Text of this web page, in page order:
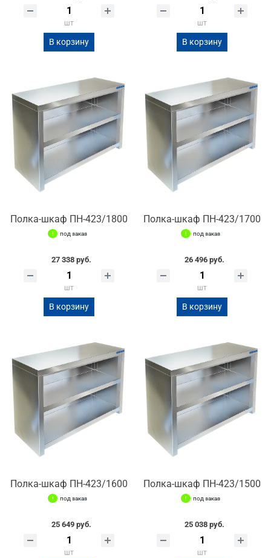
шт
В корзину
шт
В корзину
Полка-шкаф ПН-423/1800
под заказ
27 338 руб.
шт
В корзину
Полка-шкаф ПН-423/1700
под заказ
26 496 руб.
шт
В корзину
Полка-шкаф ПН-423/1600
под заказ
25 649 руб.
шт
Полка-шкаф ПН-423/1500
под заказ
25 038 руб.
шт